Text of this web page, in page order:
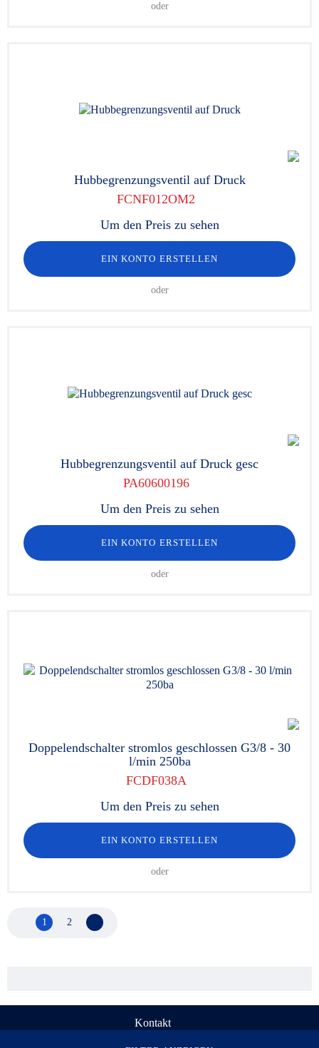
oder
Hubbegrenzungsventil auf Druck
FCNF012OM2
Um den Preis zu sehen
EIN KONTO ERSTELLEN
oder
Hubbegrenzungsventil auf Druck gesc
PA60600196
Um den Preis zu sehen
EIN KONTO ERSTELLEN
oder
Doppelendschalter stromlos geschlossen G3/8 - 30
l/min 250ba
FCDF038A
Um den Preis zu sehen
EIN KONTO ERSTELLEN
oder
1 2 Nächste Seite
Kontakt